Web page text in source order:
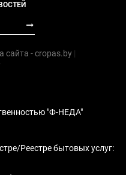
сайта - cropas.by |
"Ф-НЕДА"
Реестре бытовых услуг: